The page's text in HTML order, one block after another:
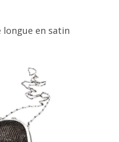
longue en satin